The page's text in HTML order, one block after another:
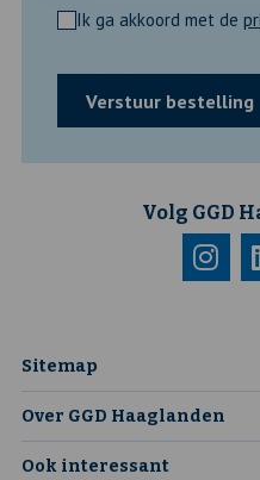
Privacy
Ik ga akkoord met de
Volg GGD
in
Sitemap
Over GGD Haaglanden
Ook interessant